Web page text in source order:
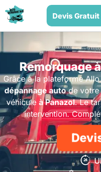
Devis Gratuit
Remorquage
Grâce à la plateforme
dépannage autode votre
véhicule à Panazol. Le
intervention.